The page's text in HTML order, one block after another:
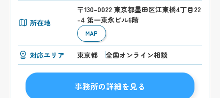
所在地
〒130-0022 東京都墨田区江東橋4丁目22
-4 第一東永ビル6階
MAP
対応エリア 東京都 全国オンライン相談
事務所の詳細を見る